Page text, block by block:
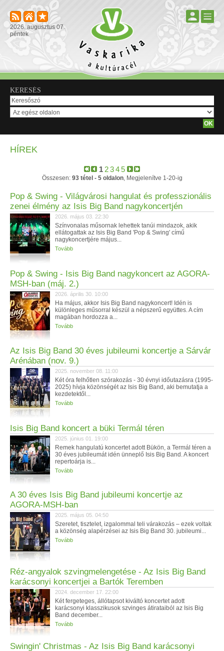
2026. augusztus 07.
péntek
KERESÉS
HÍREK
1 2345
Összesen: 93 tétel - 5 oldalon, Megjelenítve 1-20-ig
Pop & Swing - Világvárosi hangulat és professzionális
zenei élmény az Isis Big Band nagykoncertjén
2026. május 03. 22:30
Színvonalas műsornak lehettek tanúi mindazok, akik
ellátogattak az Isis Big Band 'Pop & Swing' című
nagykoncertjére május...
Tovább
Pop & Swing - Isis Big Band nagykoncert az AGORA-
MSH-ban (máj. 2.)
2026. április 30. 10:00
Ha május, akkor Isis Big Band nagykoncert! Idén is
különleges műsorral készül a népszerű együttes. A cím
magában hordozza a...
Tovább
Az Isis Big Band 30 éves jubileumi koncertje a Sárvár
Arénában (nov. 9.)
2025. november 08. 11:00
Két óra felhőtlen szórakozás - 30 évnyi időutazásra (1995-
2025) hívja közönségét az Isis Big Band, aki bemutatja a
kezdetektől...
Tovább
Isis Big Band koncert a büki Termál téren
2025. június 01. 19:00
Remek hangulatú koncertet adott Bükön, a Termál téren a
30 éves jubileumát idén ünneplő Isis Big Band. A koncert
repertoárja is...
Tovább
A 30 éves Isis Big Band jubileumi koncertje az
AGORA-MSH-ban
2025. május 05. 04:50
Szeretet, tisztelet, izgalommal teli várakozás – ezek voltak
a közönség alapérzései az Isis Big Band 30. jubileumi...
Tovább
Réz-angyalok szvingmelengetése - Az Isis Big Band
karácsonyi koncertjei a Bartók Teremben
2024. december 17. 22:00
Két fergeteges, állótapsot kiváltó koncertet adott
karácsonyi klasszikusok szvinges átirataiból az Isis Big
Band december...
Tovább
Swingin' Christmas - Az Isis Big Band karácsonyi